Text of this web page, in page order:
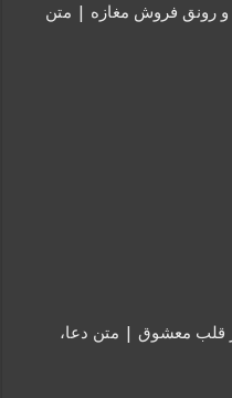
رونق فروش مغازه | متن
قلب معشوق | متن دعا،